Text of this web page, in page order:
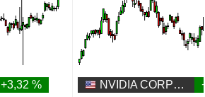
+3,32 %
NVIDIA CORPORATION